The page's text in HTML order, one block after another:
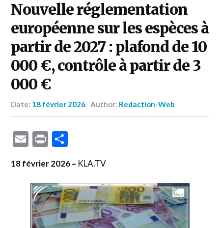
Nouvelle réglementation
européenne sur les espèces à
partir de 2027 : plafond de 10
000 €, contrôle à partir de 3
000 €
Date: 18 février 2026 Author: Redaction-Web
Email
Print
18 février 2026 – KLA.TV